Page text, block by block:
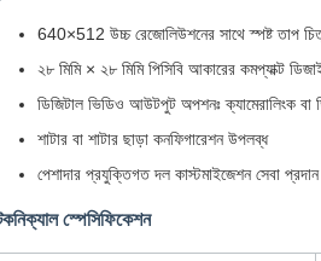
640×512 উচ্চ রেজোলিউশনের সাথে স্পষ্ট তাপ
২৮ মিমি × ২৮ মিমি পিসিবি আকারের কমপ্যাক্ট
ডিজিটাল ভিডিও আউটপুট অপশনঃ ক্যামেরালিংক বা
শাটার বা শাটার ছাড়া কনফিগারেশন উপলব্ধ
পেশাদার প্রযুক্তিগত দল কাস্টমাইজেশন সেবা
স্পেসিফিকেশন